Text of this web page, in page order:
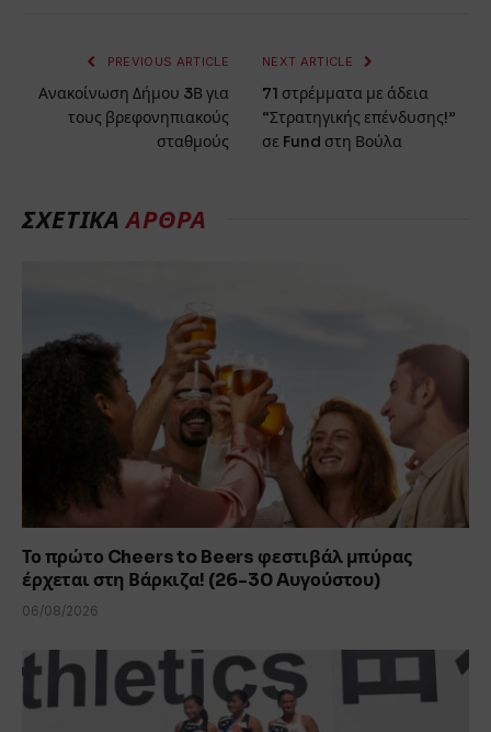
PREVIOUS ARTICLE
Ανακοίνωση Δήμου 3Β για
τους βρεφονηπιακούς
σταθμούς
NEXT ARTICLE
71 στρέμματα με άδεια
“Στρατηγικής επένδυσης!”
σε Fund στη Βούλα
ΣΧΕΤΙΚΑΑΡΘΡΑ
Το πρώτο Cheers to Beers φεστιβάλ μπύρας
έρχεται στη Βάρκιζα! (26-30 Aυγούστου)
06/08/2026